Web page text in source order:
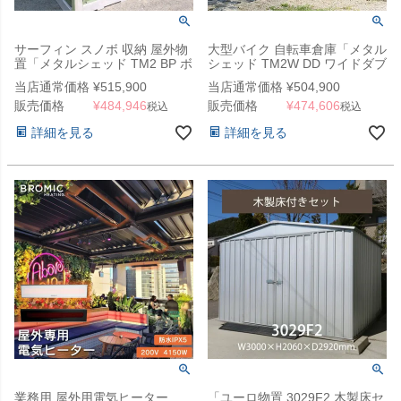
サーフィン スノボ 収納 屋外物
置「メタルシェッド TM2 BP ボ
ードプラス」
当店通常価格 ¥515,900
販売価格
¥484,946税込
詳細を見る
大型バイク 自転車倉庫「メタル
シェッド TM2W DD ワイドダブ
ルドア」片流れ屋根 ペントルー
フワイド
当店通常価格 ¥504,900
販売価格
¥474,606税込
詳細を見る
業務用 屋外用電気ヒーター 「ユーロ物置 3029F2 木製床セ